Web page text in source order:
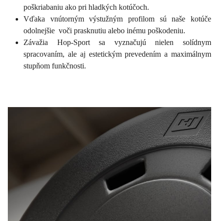
poškriabaniu ako pri hladkých kotúčoch.
Vďaka vnútorným výstužným profilom sú naše kotúče
odolnejšie voči prasknutiu alebo inému poškodeniu.
Závažia Hop-Sport sa vyznačujú nielen solídnym
spracovaním, ale aj estetickým prevedením a maximálnym
stupňom funkčnosti.